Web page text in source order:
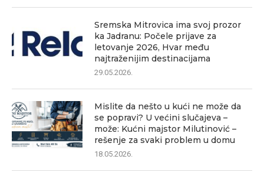
Sremska Mitrovica ima svoj prozor
ka Jadranu: Počele prijave za
letovanje 2026, Hvar među
najtraženijim destinacijama
29.05.2026.
Mislite da nešto u kući ne može da
se popravi? U većini slučajeva –
može: Kućni majstor Milutinović –
rešenje za svaki problem u domu
18.05.2026.